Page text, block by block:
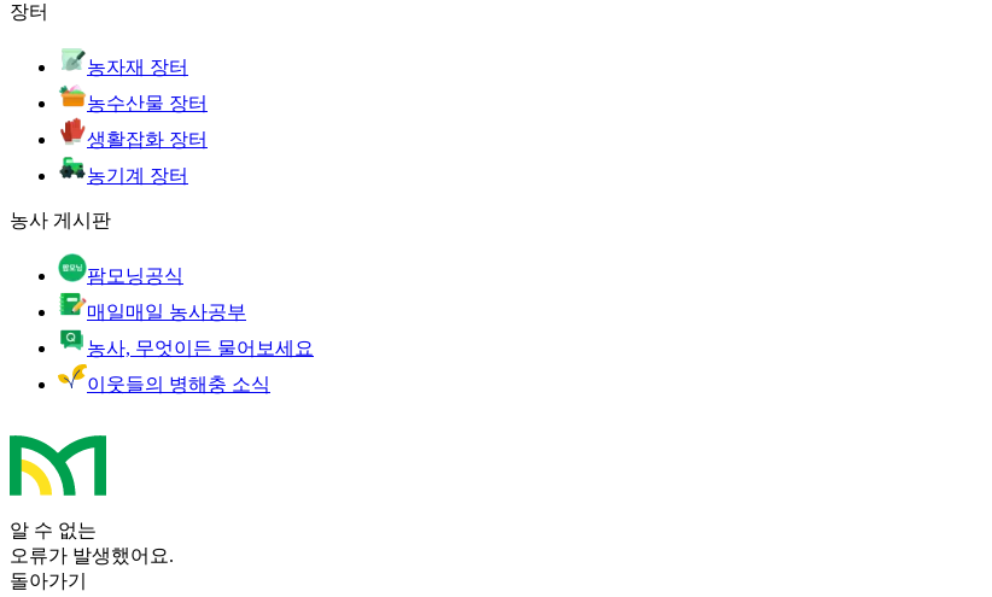
장터
농자재 장터
농수산물 장터
생활잡화 장터
농기계 장터
농사 게시판
팜모닝공식
매일매일 농사공부
농사, 무엇이든 물어보세요
이웃들의 병해충 소식
알 수 없는
오류가 발생했어요.
돌아가기